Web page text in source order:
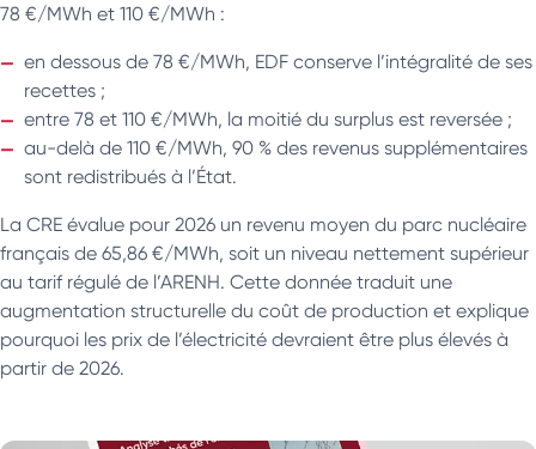
78 €/MWh et 110 €/MWh :
en dessous de 78 €/MWh, EDF conserve l’intégralité de ses
recettes ;
entre 78 et 110 €/MWh, la moitié du surplus est reversée ;
au-delà de 110 €/MWh, 90 % des revenus supplémentaires
sont redistribués à l’État.
La CRE évalue pour 2026 un revenu moyen du parc nucléaire
français de 65,86 €/MWh, soit un niveau nettement supérieur
au tarif régulé de l’ARENH. Cette donnée traduit une
augmentation structurelle du coût de production et explique
pourquoi les prix de l’électricité devraient être plus élevés à
partir de 2026.